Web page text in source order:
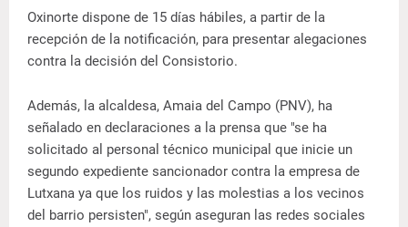
Oxinorte dispone de 15 días hábiles, a partir de la
recepción de la notificación, para presentar alegaciones
contra la decisión del Consistorio.
Además, la alcaldesa, Amaia del Campo (PNV), ha
señalado en declaraciones a la prensa que "se ha
solicitado al personal técnico municipal que inicie un
segundo expediente sancionador contra la empresa de
Lutxana ya que los ruidos y las molestias a los vecinos
del barrio persisten", según aseguran las redes sociales